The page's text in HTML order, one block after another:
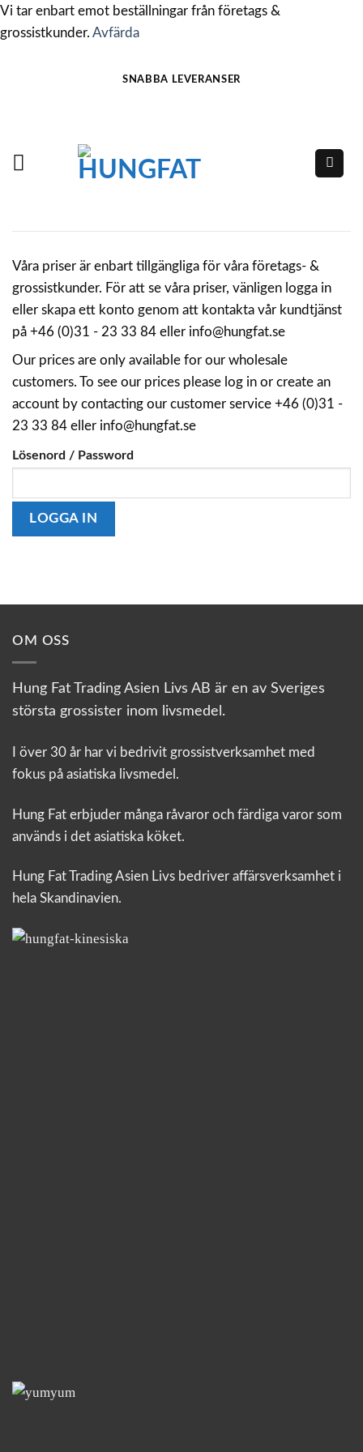
Vi tar enbart emot beställningar från företags &
grossistkunder. Avfärda
SNABBA LEVERANSER
Våra priser är enbart tillgängliga för våra företags- &
grossistkunder. För att se våra priser, vänligen logga in
eller skapa ett konto genom att kontakta vår kundtjänst
på +46 (0)31 - 23 33 84 eller info@hungfat.se
Our prices are only available for our wholesale
customers. To see our prices please log in or create an
account by contacting our customer service +46 (0)31 -
23 33 84 eller info@hungfat.se
Lösenord / Password
OM OSS
Hung Fat Trading Asien Livs AB är en av Sveriges
största grossister inom livsmedel.
I över 30 år har vi bedrivit grossistverksamhet med
fokus på asiatiska livsmedel.
Hung Fat erbjuder många råvaror och färdiga varor som
används i det asiatiska köket.
Hung Fat Trading Asien Livs bedriver affärsverksamhet i
hela Skandinavien.